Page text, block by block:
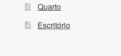
Quarto
Escritório